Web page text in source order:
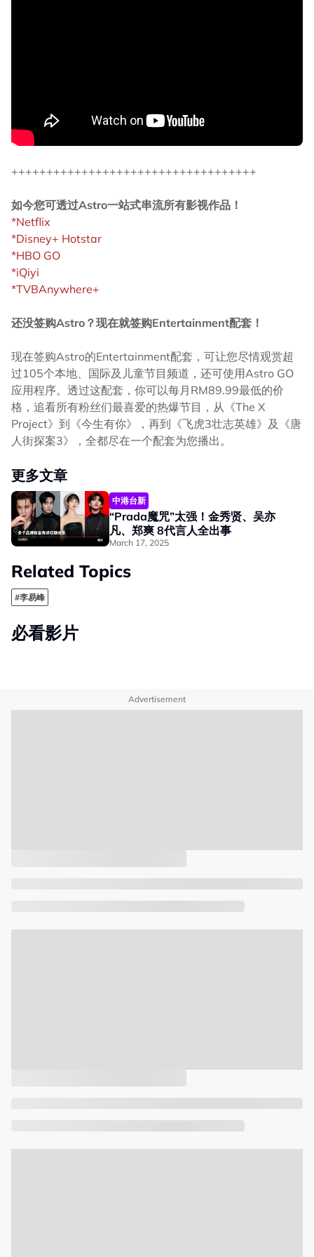
+++++++++++++++++++++++++++++++++++
如今您可透过Astro一站式串流所有影视作品！
*Netflix
*Disney+ Hotstar
*HBO GO
*iQiyi
*TVBAnywhere+
还没签购Astro？现在就签购Entertainment配套！
现在签购Astro的Entertainment配套，可让您尽情观赏超
过105个本地、国际及儿童节目频道，还可使用Astro GO
应用程序。透过这配套，你可以每月RM89.99最低的价
格，追看所有粉丝们最喜爱的热爆节目，从《The X
Project》到《今生有你》，再到《飞虎3壮志英雄》及《唐
人街探案3》，全都尽在一个配套为您播出。
更多文章
中港台新
“Prada魔咒”太强！金秀贤、吴亦
凡、郑爽 8代言人全出事
March 17, 2025
Related Topics
#李易峰
必看影片
Advertisement